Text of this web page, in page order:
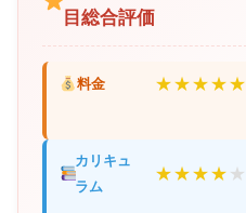
目総合評価
料金 ★★★★★
カリキュ
ラム
★★★★ ★